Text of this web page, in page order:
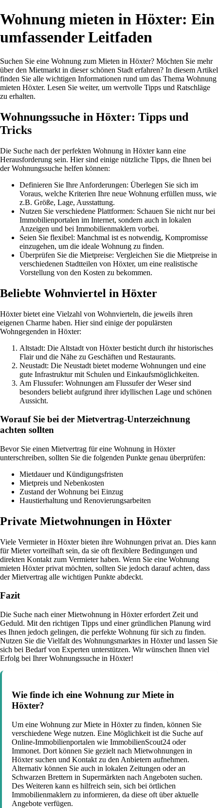
Wohnung mieten in Höxter: Ein
umfassender Leitfaden
Suchen Sie eine Wohnung zum Mieten in Höxter? Möchten Sie mehr
über den Mietmarkt in dieser schönen Stadt erfahren? In diesem Artikel
finden Sie alle wichtigen Informationen rund um das Thema Wohnung
mieten Höxter. Lesen Sie weiter, um wertvolle Tipps und Ratschläge
zu erhalten.
Wohnungssuche in Höxter: Tipps und
Tricks
Die Suche nach der perfekten Wohnung in Höxter kann eine
Herausforderung sein. Hier sind einige nützliche Tipps, die Ihnen bei
der Wohnungssuche helfen können:
Definieren Sie Ihre Anforderungen: Überlegen Sie sich im
Voraus, welche Kriterien Ihre neue Wohnung erfüllen muss, wie
z.B. Größe, Lage, Ausstattung.
Nutzen Sie verschiedene Plattformen: Schauen Sie nicht nur bei
Immobilienportalen im Internet, sondern auch in lokalen
Anzeigen und bei Immobilienmaklern vorbei.
Seien Sie flexibel: Manchmal ist es notwendig, Kompromisse
einzugehen, um die ideale Wohnung zu finden.
Überprüfen Sie die Mietpreise: Vergleichen Sie die Mietpreise in
verschiedenen Stadtteilen von Höxter, um eine realistische
Vorstellung von den Kosten zu bekommen.
Beliebte Wohnviertel in Höxter
Höxter bietet eine Vielzahl von Wohnvierteln, die jeweils ihren
eigenen Charme haben. Hier sind einige der populärsten
Wohngegenden in Höxter:
Altstadt: Die Altstadt von Höxter besticht durch ihr historisches
Flair und die Nähe zu Geschäften und Restaurants.
Neustadt: Die Neustadt bietet moderne Wohnungen und eine
gute Infrastruktur mit Schulen und Einkaufsmöglichkeiten.
Am Flussufer: Wohnungen am Flussufer der Weser sind
besonders beliebt aufgrund ihrer idyllischen Lage und schönen
Aussicht.
Worauf Sie bei der Mietvertrag-Unterzeichnung
achten sollten
Bevor Sie einen Mietvertrag für eine Wohnung in Höxter
unterschreiben, sollten Sie die folgenden Punkte genau überprüfen:
Mietdauer und Kündigungsfristen
Mietpreis und Nebenkosten
Zustand der Wohnung bei Einzug
Haustierhaltung und Renovierungsarbeiten
Private Mietwohnungen in Höxter
Viele Vermieter in Höxter bieten ihre Wohnungen privat an. Dies kann
für Mieter vorteilhaft sein, da sie oft flexiblere Bedingungen und
direkten Kontakt zum Vermieter haben. Wenn Sie eine Wohnung
mieten Höxter privat möchten, sollten Sie jedoch darauf achten, dass
der Mietvertrag alle wichtigen Punkte abdeckt.
Fazit
Die Suche nach einer Mietwohnung in Höxter erfordert Zeit und
Geduld. Mit den richtigen Tipps und einer gründlichen Planung wird
es Ihnen jedoch gelingen, die perfekte Wohnung für sich zu finden.
Nutzen Sie die Vielfalt des Wohnungsmarktes in Höxter und lassen Sie
sich bei Bedarf von Experten unterstützen. Wir wünschen Ihnen viel
Erfolg bei Ihrer Wohnungssuche in Höxter!
Wie finde ich eine Wohnung zur Miete in
Höxter?
Um eine Wohnung zur Miete in Höxter zu finden, können Sie
verschiedene Wege nutzen. Eine Möglichkeit ist die Suche auf
Online-Immobilienportalen wie ImmobilienScout24 oder
Immonet. Dort können Sie gezielt nach Mietwohnungen in
Höxter suchen und Kontakt zu den Anbietern aufnehmen.
Alternativ können Sie auch in lokalen Zeitungen oder an
Schwarzen Brettern in Supermärkten nach Angeboten suchen.
Des Weiteren kann es hilfreich sein, sich bei örtlichen
Immobilienmaklern zu informieren, da diese oft über aktuelle
Angebote verfügen.